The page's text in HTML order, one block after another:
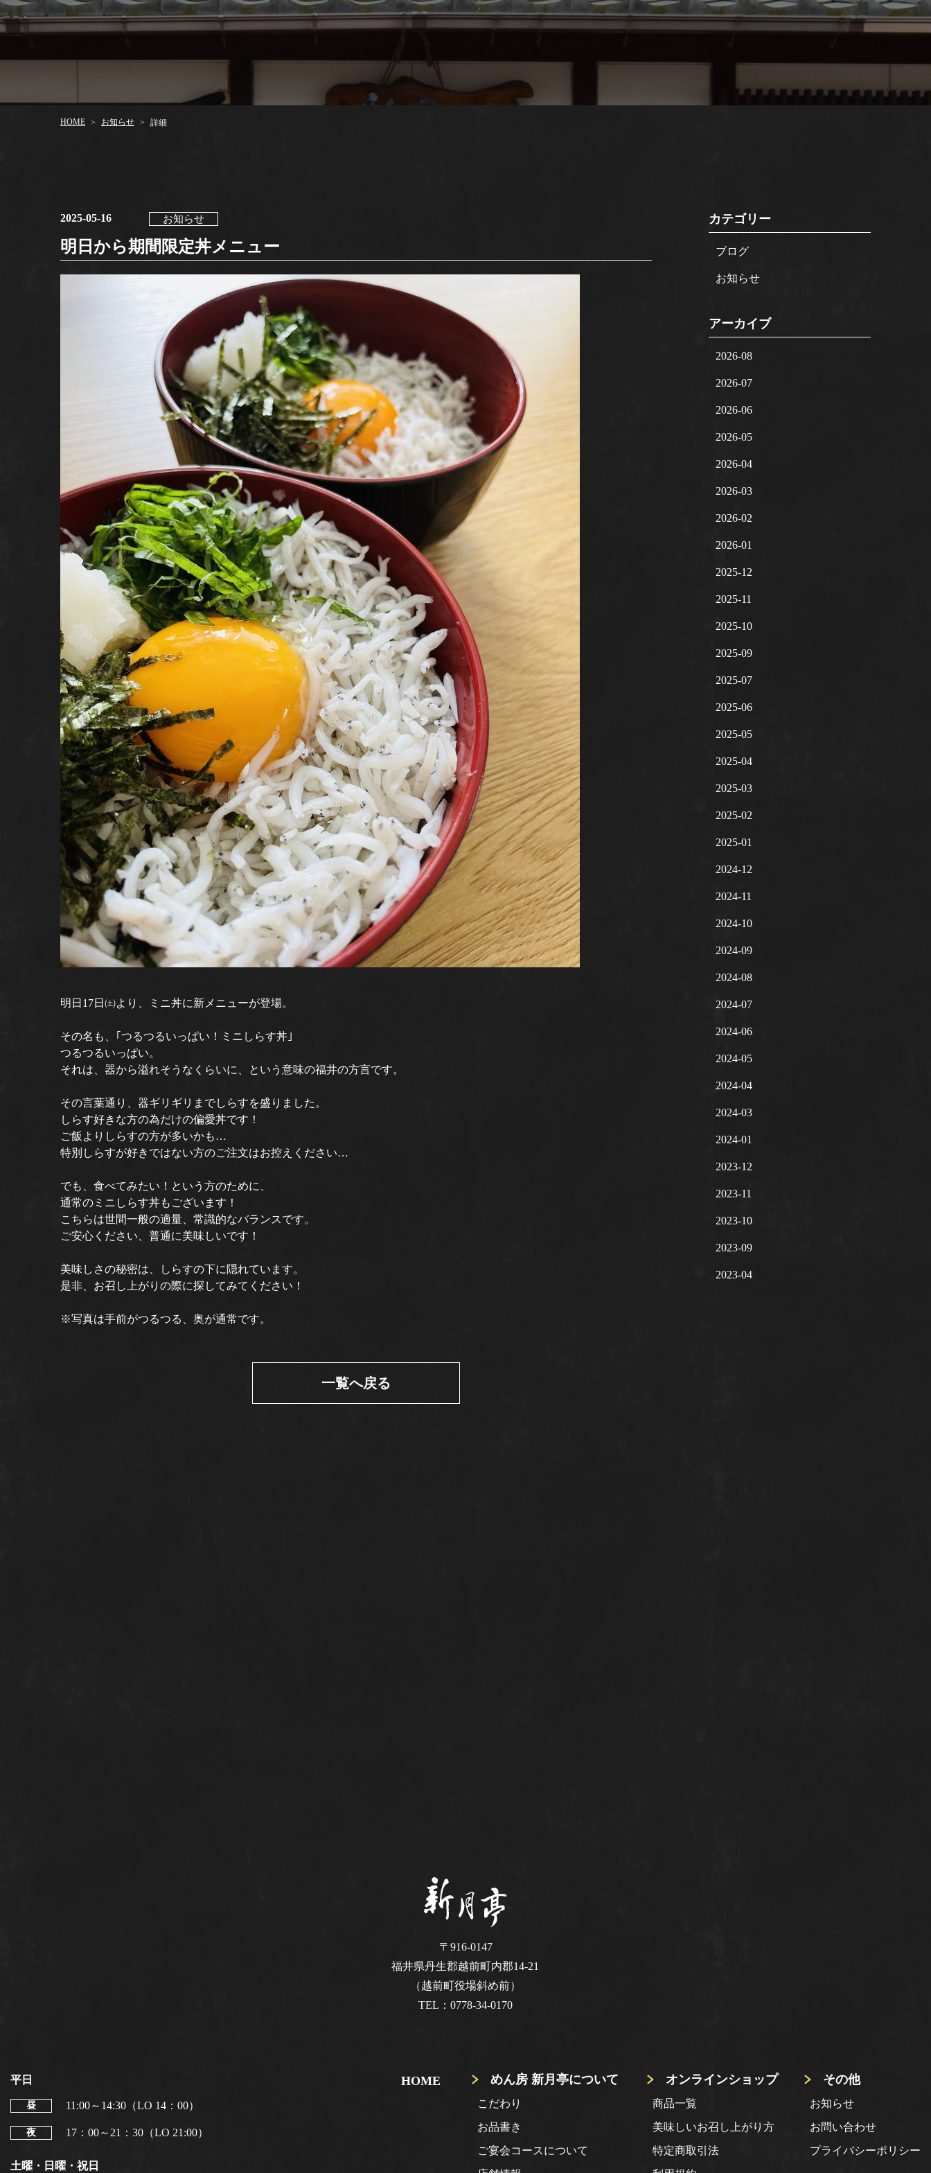
HOME > お知らせ > 詳細
2025-05-16 お知らせ
明日から期間限定丼メニュー
明日17日㈯より、ミニ丼に新メニューが登場。
その名も、｢つるつるいっぱい！ミニしらす丼｣
つるつるいっぱい。
それは、器から溢れそうなくらいに、という意味の福井の方言です。
その言葉通り、器ギリギリまでしらすを盛りました。
しらす好きな方の為だけの偏愛丼です！
ご飯よりしらすの方が多いかも…
特別しらすが好きではない方のご注文はお控えください…
でも、食べてみたい！という方のために、
通常のミニしらす丼もございます！
こちらは世間一般の適量、常識的なバランスです。
ご安心ください、普通に美味しいです！
美味しさの秘密は、しらすの下に隠れています。
是非、お召し上がりの際に探してみてください！
※写真は手前がつるつる、奥が通常です。
一覧へ戻る
カテゴリー
ブログ
お知らせ
アーカイブ
2026-08
2026-07
2026-06
2026-05
2026-04
2026-03
2026-02
2026-01
2025-12
2025-11
2025-10
2025-09
2025-07
2025-06
2025-05
2025-04
2025-03
2025-02
2025-01
2024-12
2024-11
2024-10
2024-09
2024-08
2024-07
2024-06
2024-05
2024-04
2024-03
2024-01
2023-12
2023-11
2023-10
2023-09
2023-04
〒916-0147
福井県丹生郡越前町内郡14-21
（越前町役場斜め前）
TEL：0778-34-0170
平日
昼 11:00～14:30（LO 14：00）
夜 17：00～21：30（LO 21:00）
土曜・日曜・祝日
HOME めん房 新月亭について
こだわり
お品書き
ご宴会コースについて
オンラインショップ
商品一覧
美味しいお召し上がり方
特定商取引法
その他
お知らせ
お問い合わせ
プライバシーポリシー